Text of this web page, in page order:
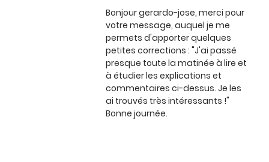
Bonjour gerardo-jose, merci pour
votre message, auquel je me
permets d'apporter quelques
petites corrections : "J'ai passé
presque toute la matinée à lire et
à étudier les explications et
commentaires ci-dessus. Je les
ai trouvés très intéressants !"
Bonne journée.